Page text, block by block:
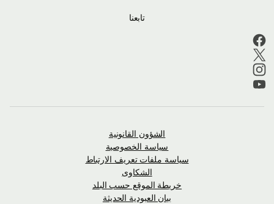
تابعنا
الشؤون القانونية
سياسة الخصوصية
سياسة ملفات تعريف الارتباط
الشكاوى
خريطة الموقع حسب البلد
بيان العبودية الحديثة